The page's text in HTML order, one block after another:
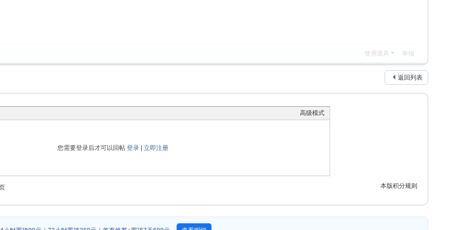
使用道具 举报
返回列表
高级模式
您需要登录后才可以回帖 登录| 立即注册
本版积分规则